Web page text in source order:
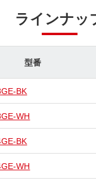
ラインナッ
型番
BK
WH
BK
WH